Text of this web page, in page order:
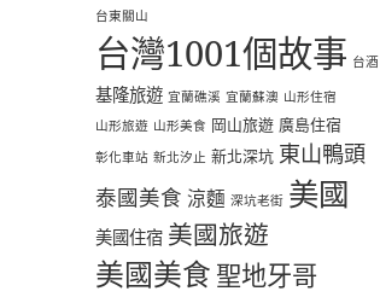
台東關山
台灣1001個故事 台酒
基隆旅遊 宜蘭礁溪 宜蘭蘇澳 山形住宿
山形旅遊 山形美食 岡山旅遊 廣島住宿
彰化車站 新北汐止 新北深坑 東山鴨頭
泰國美食 涼麵 深坑老街 美國
美國住宿 美國旅遊
美國美食 聖地牙哥